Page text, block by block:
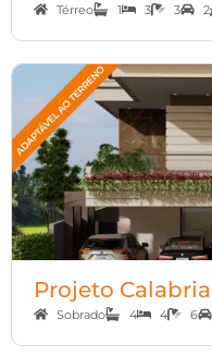
Térreo 1 3 3 2
Projeto Calabria
Sobrado 4 4 6